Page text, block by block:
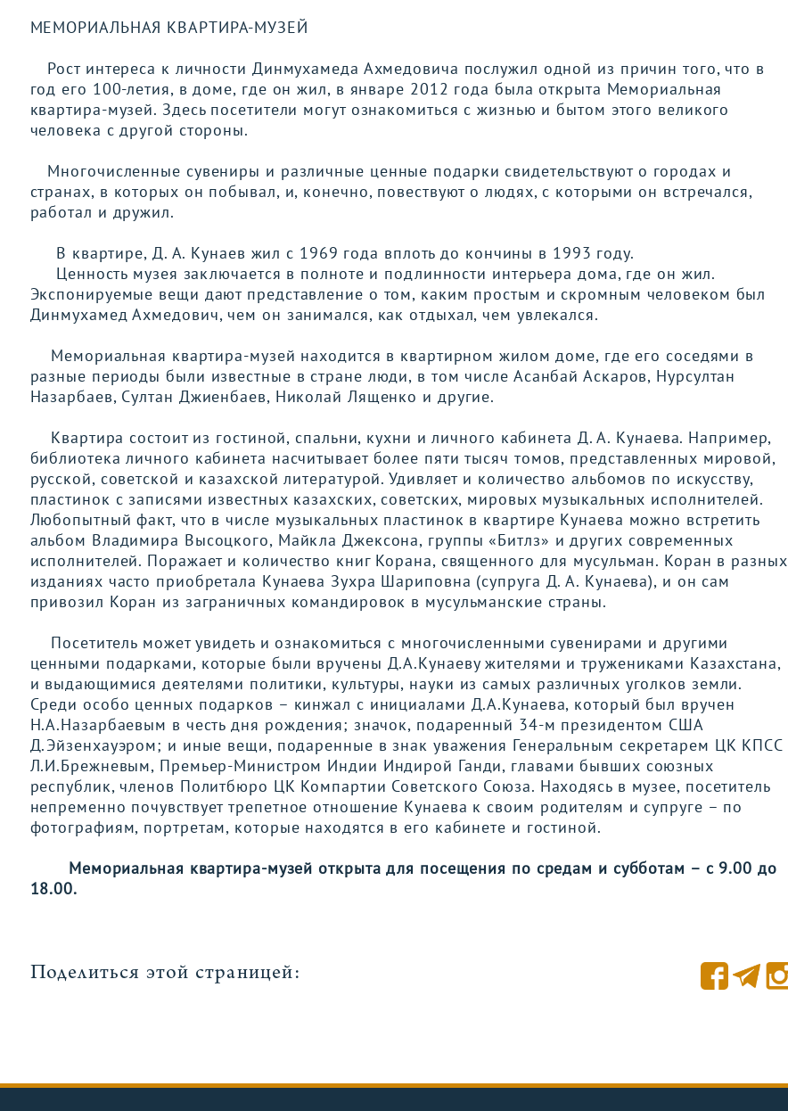
МЕМОРИАЛЬНАЯ КВАРТИРА-МУЗЕЙ
Рост интереса к личности Динмухамеда Ахмедовича послужил одной из причин того, что в
год его 100-летия, в доме, где он жил, в январе 2012 года была открыта Мемориальная
квартира-музей. Здесь посетители могут ознакомиться с жизнью и бытом этого великого
человека с другой стороны.
Многочисленные сувениры и различные ценные подаркисвидетельствуют о городах и
странах, в которых он побывал, и, конечно, повествуюто людях, с которыми он встречался,
работал и дружил.
В квартире, Д. А. Кунаев жил с 1969 года вплоть до кончины в 1993 году.
Ценность музея заключается в полноте и подлинности интерьера дома, где он жил.
Экспонируемые вещи дают представление о том, каким простым и скромным человеком был
Динмухамед Ахмедович, чем он занимался, как отдыхал, чем увлекался.
Мемориальная квартира-музей находится в квартирном жилом доме, где его соседями в
разные периоды были известные в стране люди, в том числе Асанбай Аскаров, Нурсултан
Назарбаев, Султан Джиенбаев, Николай Лященко и другие.
Квартира состоит из гостиной, спальни, кухни и личного кабинета Д. А. Кунаева. Например,
библиотека личного кабинета насчитывает более пяти тысяч томов, представленных мировой,
русской, советской и казахской литературой. Удивляет и количество альбомов по искусству,
пластинок с записями известных казахских, советских, мировых музыкальных исполнителей.
Любопытный факт, что в числе музыкальных пластинок в квартире Кунаева можно встретить
альбом Владимира Высоцкого, Майкла Джексона, группы «Битлз» и других современных
исполнителей. Поражает и количество книг Корана, священного для мусульман. Коран в разных
изданиях часто приобретала Кунаева Зухра Шариповна (супруга Д. А. Кунаева), и он сам
привозил Коран из заграничных командировок в мусульманские страны.
Посетитель может увидеть и ознакомиться с многочисленными сувенирами и другими
ценными подарками, которые были вручены Д.А.Кунаеву жителями и тружениками Казахстана,
и выдающимися деятелями политики, культуры, науки из самых различных уголков земли.
Среди особо ценных подарков – кинжал с инициалами Д.А.Кунаева, который был вручен
Н.А.Назарбаевым в честь дня рождения; значок, подаренный 34-м президентом США
Д.Эйзенхауэром; и иные вещи, подаренные в знак уважения Генеральным секретарем ЦК КПСС
Л.И.Брежневым, Премьер-Министром Индии Индирой Ганди, главами бывших союзных
республик, членов Политбюро ЦК Компартии Советского Союза. Находясь в музее, посетитель
непременно почувствует трепетное отношение Кунаева к своим родителям и супруге – по
фотографиям, портретам, которые находятся в его кабинете и гостиной.
Мемориальная квартира-музей открыта для посещения по средам и субботам – с 9.00 до
18.00.
Поделиться этой страницей: